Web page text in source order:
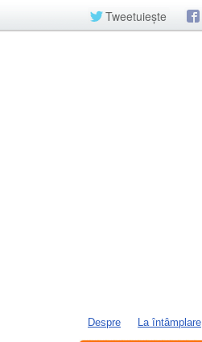
Tweetuiește
Despre La întâmplare